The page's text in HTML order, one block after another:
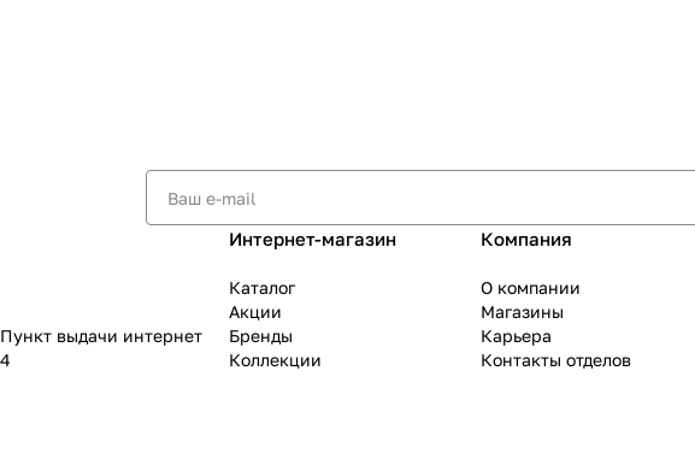
выдачи интернет
Интернет-магазин
Каталог
Акции
Бренды
Коллекции
Компания
О компании
Магазины
Карьера
Контакты отделов